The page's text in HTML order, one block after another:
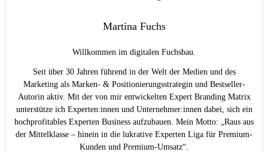
Martina Fuchs
Willkommen im digitalen Fuchsbau.
Seit über 30 Jahren führend in der Welt der Medien und des
Marketing als Marken- & Positionierungsstrategin und Bestseller-
Autorin aktiv. Mit der von mir entwickelten Expert Branding Matrix
unterstütze ich Experten:innen und Unternehmer:innen dabei, sich ein
hochprofitables Experten Business aufzubauen. Mein Motto: „Raus aus
der Mittelklasse – hinein in die lukrative Experten Liga für Premium-
Kunden und Premium-Umsatz“.